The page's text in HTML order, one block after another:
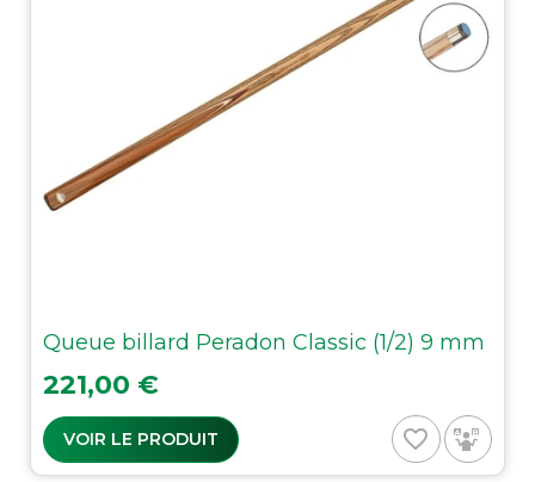
Queue billard Peradon Classic (1/2) 9 mm
Prix
221,00 €
VOIR LE PRODUIT favorite_border